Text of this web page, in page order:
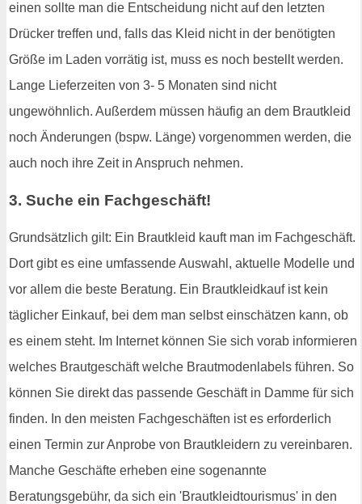
einen sollte man die Entscheidung nicht auf den letzten
Drücker treffen und, falls das Kleid nicht in der benötigten
Größe im Laden vorrätig ist, muss es noch bestellt werden.
Lange Lieferzeiten von 3- 5 Monaten sind nicht
ungewöhnlich. Außerdem müssen häufig an dem Brautkleid
noch Änderungen (bspw. Länge) vorgenommen werden, die
auch noch ihre Zeit in Anspruch nehmen.
3. Suche ein Fachgeschäft!
Grundsätzlich gilt: Ein Brautkleid kauft man im Fachgeschäft.
Dort gibt es eine umfassende Auswahl, aktuelle Modelle und
vor allem die beste Beratung. Ein Brautkleidkauf ist kein
täglicher Einkauf, bei dem man selbst einschätzen kann, ob
es einem steht. Im Internet können Sie sich vorab informieren
welches Brautgeschäft welche Brautmodenlabels führen. So
können Sie direkt das passende Geschäft in Damme für sich
finden. In den meisten Fachgeschäften ist es erforderlich
einen Termin zur Anprobe von Brautkleidern zu vereinbaren.
Manche Geschäfte erheben eine sogenannte
Beratungsgebühr, da sich ein 'Brautkleidtourismus' in den